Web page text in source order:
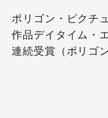
ポリゴン・ピクチ
作品デイタイム・
連続受賞（ポリゴ